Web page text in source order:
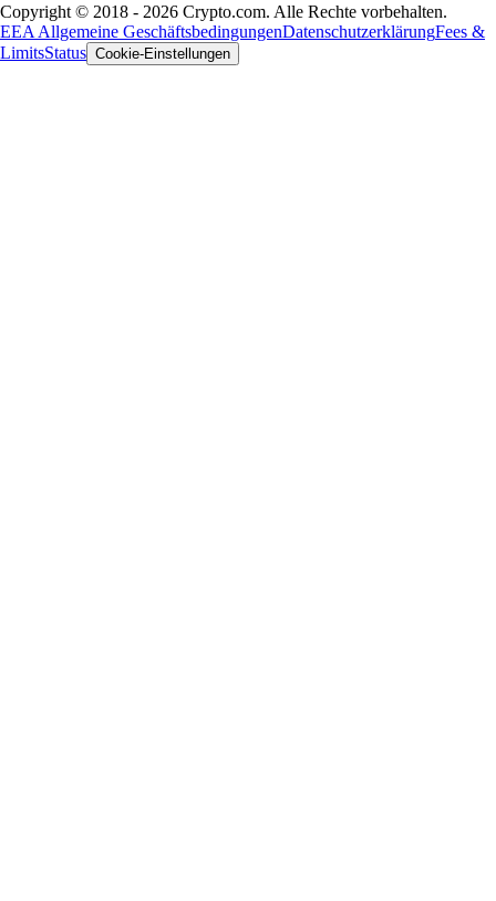
Copyright © 2018 - 2026 Crypto.com. Alle Rechte vorbehalten.
EEA Allgemeine GeschäftsbedingungenDatenschutzerklärungFees &
LimitsStatus Cookie-Einstellungen